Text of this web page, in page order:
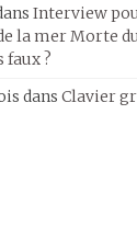
Interview
la mer Morte
faux ?
dans Clavier